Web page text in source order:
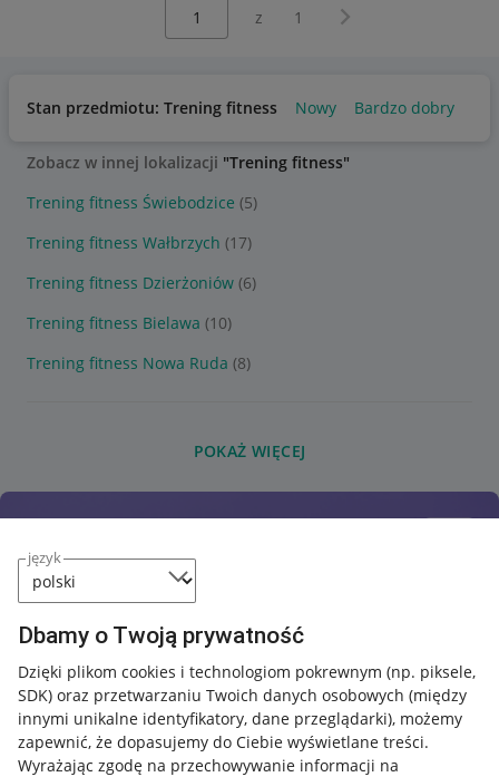
język
Dbamy o Twoją prywatność
Dzięki plikom cookies i technologiom pokrewnym (np. piksele,
SDK) oraz przetwarzaniu Twoich danych osobowych (między
innymi unikalne identyfikatory, dane przeglądarki), możemy
zapewnić, że dopasujemy do Ciebie wyświetlane treści.
Wyrażając zgodę na przechowywanie informacji na
z 1 Następna strona
Stan przedmiotu: Trening fitness Nowy Bardzo dobry
Zobacz w innej lokalizacji "Trening fitness"
Trening fitness Świebodzice (5)
Trening fitness Wałbrzych (17)
Trening fitness Dzierżoniów (6)
Trening fitness Bielawa (10)
Trening fitness Nowa Ruda (8)
POKAŻ WIĘCEJ